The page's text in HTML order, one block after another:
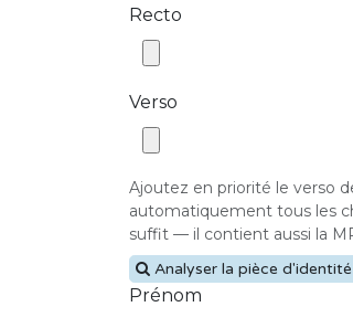
Recto
Verso
Ajoutez en priorité le verso
automatiquement tous les
suffit — il contient aussi la
Analyser la pièce
Prénom